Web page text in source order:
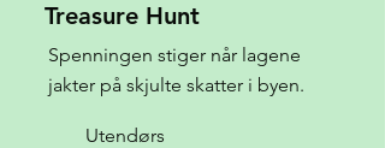
Treasure Hunt
Spenningen stiger når lagene
jakter på skjulte skatter i byen.
Utendørs